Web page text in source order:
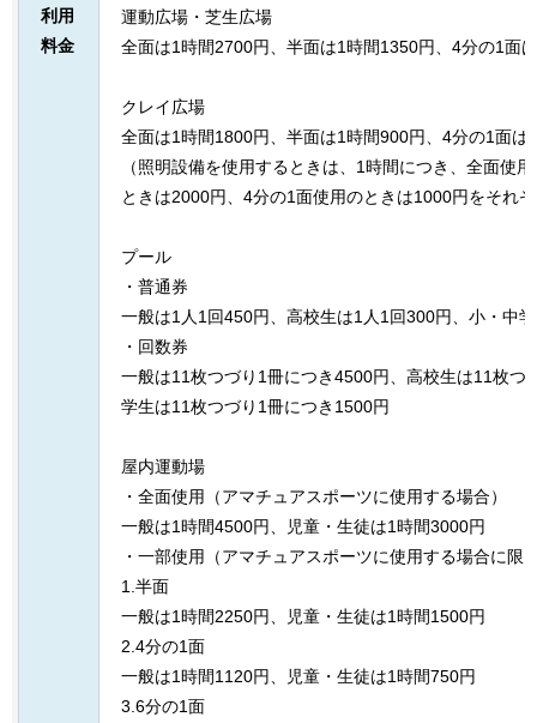
利用
料金
運動広場・芝生広場
全面は1時間2700円、半面は1時間1350円、4分の1面
クレイ広場
全面は1時間1800円、半面は1時間900円、4分の1面は
（照明設備を使用するときは、1時間につき、全面使
ときは2000円、4分の1面使用のときは1000円をそれ
プール
・普通券
一般は1人1回450円、高校生は1人1回300円、小・中
・回数券
一般は11枚つづり1冊につき4500円、高校生は11枚つ
学生は11枚つづり1冊につき1500円
屋内運動場
・全面使用（アマチュアスポーツに使用する場合）
一般は1時間4500円、児童・生徒は1時間3000円
・一部使用（アマチュアスポーツに使用する場合に限
1.半面
一般は1時間2250円、児童・生徒は1時間1500円
2.4分の1面
一般は1時間1120円、児童・生徒は1時間750円
3.6分の1面